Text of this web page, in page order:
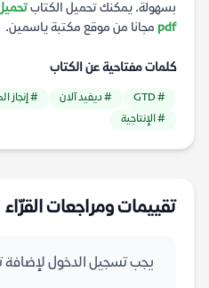
بسهولة. يمكنك تحميل الكتاب
pdf مجانا من موقع مكتبة ياسمين.
كلمات مفتاحية عن الكتاب
# GTD # ديفيد آلان # إنجاز
# الإنتاجية
تقييمات ومراجعات القرّاء
يجب تسجيل الدخول لإضافة